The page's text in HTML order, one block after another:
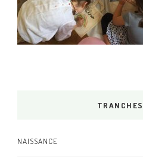
TRANCHES
NAISSANCE